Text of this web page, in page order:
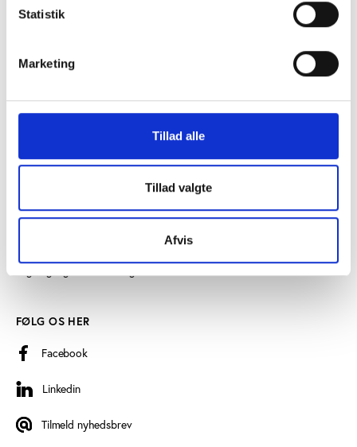
Statistik
Marketing
Tillad alle
Tillad valgte
Afvis
Læs mere om instituttet
SE OGSÅ
Videncenter for Folkeoplysning
Persondatapolitik
FØLG OS HER
Facebook
Linkedin
Linkedin
Tilmeld nyhedsbrev
Tilmeld nyhedsbrev